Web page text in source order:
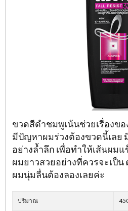
ขวดสีดำชมพูเน้นช่วยเรื่องข
มีปัญหาผมร่วงต้องขวดนี้เลย
อย่างล้ำลึก เพื่อทำให้เส้นผม
ผมยาวสวยอย่างที่ควรจะเป็
ผมนุ่มลื่นต้องลองเลยค่ะ
ปริมาณ